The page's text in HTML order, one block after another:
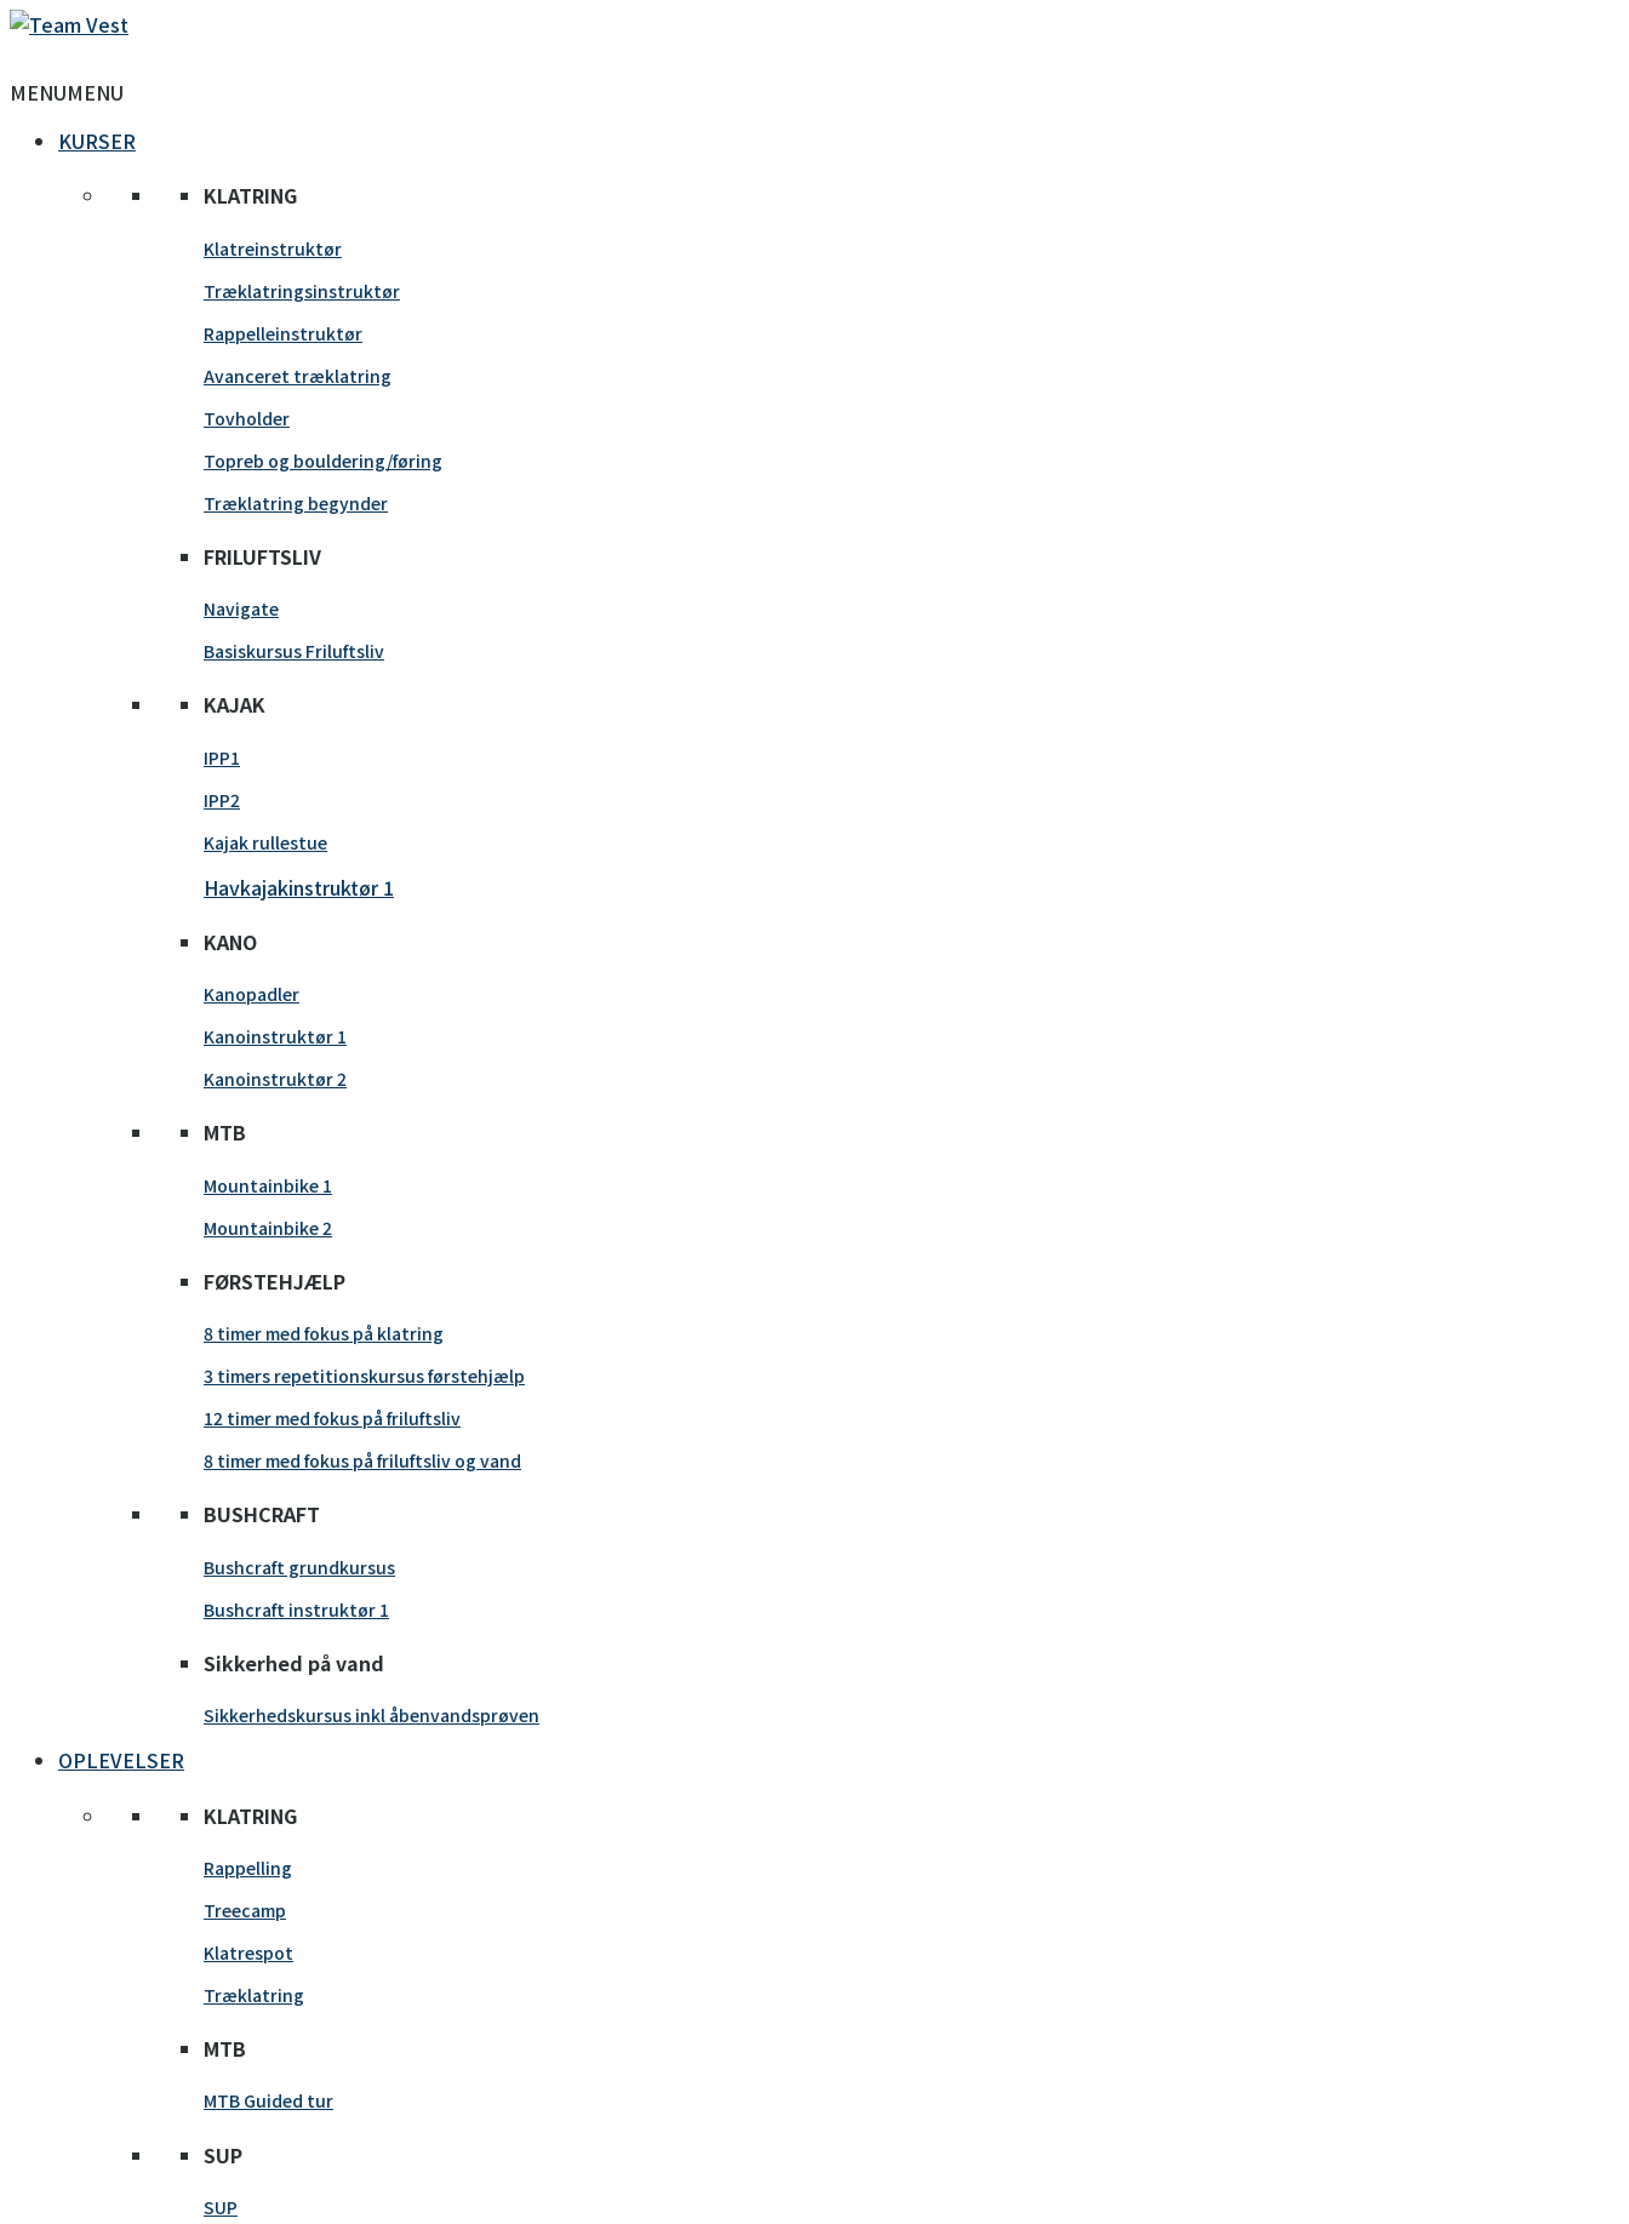
MENUMENU
KURSER
KLATRING
Klatreinstruktør
Træklatringsinstruktør
Rappelleinstruktør
Avanceret træklatring
Tovholder
Topreb og bouldering/føring
Træklatring begynder
FRILUFTSLIV
Navigate
Basiskursus Friluftsliv
KAJAK
IPP1
IPP2
Kajak rullestue
Havkajakinstruktør 1
KANO
Kanopadler
Kanoinstruktør 1
Kanoinstruktør 2
MTB
Mountainbike 1
Mountainbike 2
FØRSTEHJÆLP
8 timer med fokus på klatring
3 timers repetitionskursus førstehjælp
12 timer med fokus på friluftsliv
8 timer med fokus på friluftsliv og vand
BUSHCRAFT
Bushcraft grundkursus
Bushcraft instruktør 1
Sikkerhed på vand
Sikkerhedskursus inkl åbenvandsprøven
OPLEVELSER
KLATRING
Rappelling
Treecamp
Klatrespot
Træklatring
MTB
MTB Guided tur
SUP
SUP